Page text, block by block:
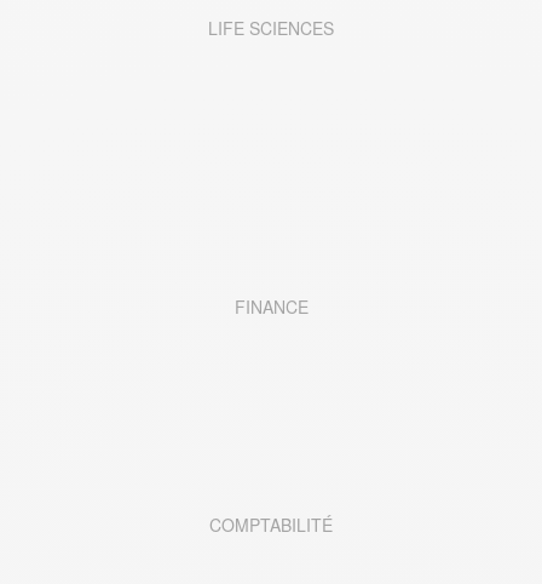
LIFE SCIENCES
FINANCE
COMPTABILITÉ